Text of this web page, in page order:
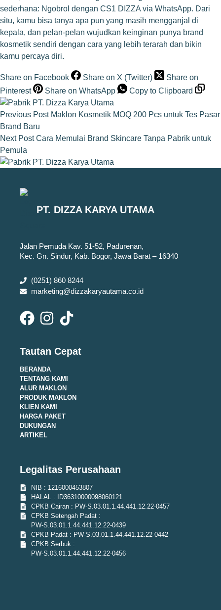
sederhana: Ngobrol dengan CS1 DIZZA via WhatsApp. Dari
situ, kamu bisa tanya apa pun yang masih mengganjal di
kepala, dan pelan-pelan wujudkan keinginan punya brand
kosmetik sendiri dengan cara yang lebih terarah dan bikin
kamu percaya diri.
Share on Facebook Share on X (Twitter)
Share on
Pinterest
Share on WhatsApp Copy to Clipboard
Previous Post Maklon Kosmetik MOQ 200 Pcs untuk Tes Pasar
Brand Baru
Next Post Cara Memulai Brand Skincare Tanpa Pabrik untuk
Pemula
PT. DIZZA KARYA UTAMA
Jalan Pemuda Kav. 51-52, Padurenan,
Kec. Gn. Sindur, Kab. Bogor, Jawa Barat – 16340
(0251) 860 8244
marketing@dizzakaryautama.co.id
Tautan Cepat
BERANDA
TENTANG KAMI
ALUR MAKLON
PRODUK MAKLON
KLIEN KAMI
HARGA PAKET
DUKUNGAN
ARTIKEL
Legalitas Perusahaan
NIB : 1216000453807
HALAL : ID36310000098060121
CPKB Cairan : PW-S.03.01.1.44.441.12.22-0457
CPKB Setengah Padat :
PW-S.03.01.1.44.441.12.22-0439
CPKB Padat : PW-S.03.01.1.44.441.12.22-0442
CPKB Serbuk :
PW-S.03.01.1.44.441.12.22-0456